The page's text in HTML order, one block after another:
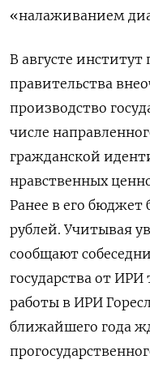
«налаживанием
В августе
правительства
производство
числе
гражданской
нравственных
Ранее в его
рублей. Учитывая
сообщают
государства от ИРИ
работы в ИРИ
ближайшего года